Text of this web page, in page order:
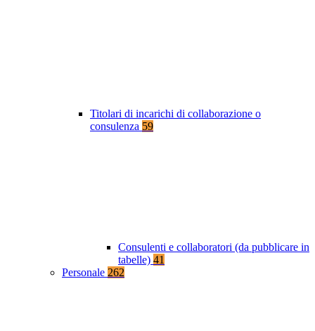
Titolari di incarichi di collaborazione o
consulenza 59
Consulenti e collaboratori (da pubblicare in
tabelle) 41
Personale 262